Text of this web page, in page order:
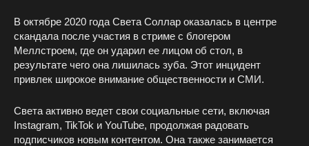
В октябре 2020 года Света Соллар оказалась в центре
скандала после участия в стриме с блогером
Меллстроем, где он ударил ее лицом об стол, в
результате чего она лишилась зуба. Этот инцидент
привлек широкое внимание общественности и СМИ.
Света активно ведет свои социальные сети, включая
Instagram, TikTok и YouTube, продолжая радовать
подписчиков новым контентом. Она также занимается